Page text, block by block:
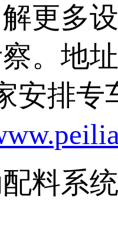
多设
。地
安排
料系统